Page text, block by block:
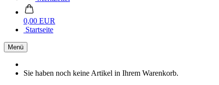
0,00 EUR
Startseite
Menü
Sie haben noch keine Artikel in Ihrem Warenkorb.